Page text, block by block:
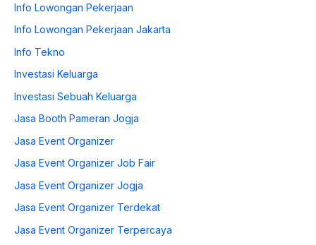
Info Lowongan Pekerjaan
Info Lowongan Pekerjaan Jakarta
Info Tekno
Investasi Keluarga
Investasi Sebuah Keluarga
Jasa Booth Pameran Jogja
Jasa Event Organizer
Jasa Event Organizer Job Fair
Jasa Event Organizer Jogja
Jasa Event Organizer Terdekat
Jasa Event Organizer Terpercaya